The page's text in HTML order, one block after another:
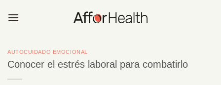
AUTOCUIDADO EMOCIONAL
Conocer el estrés laboral para combatirlo